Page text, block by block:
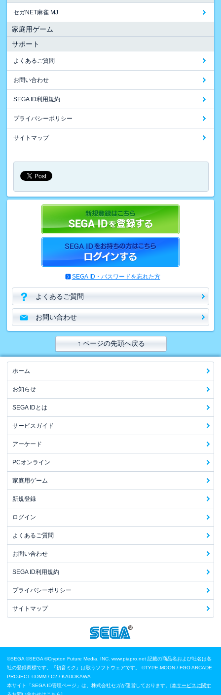
セガNET麻雀 MJ
家庭用ゲーム
サポート
よくあるご質問
お問い合わせ
SEGA ID利用規約
プライバシーポリシー
サイトマップ
SEGA ID・パスワードを忘れた方
よくあるご質問
お問い合わせ
↑ ページの先頭へ戻る
ホーム
お知らせ
SEGA IDとは
サービスガイド
アーケード
PCオンライン
家庭用ゲーム
新規登録
ログイン
よくあるご質問
お問い合わせ
SEGA ID利用規約
プライバシーポリシー
サイトマップ
©SEGA ©SEGA ©Crypton Future Media, INC. www.piapro.net 記載の商品名および社名は各
社の登録商標です。『初音ミク』は歌うソフトウェアです。
©TYPE-MOON / FGO ARCADE
PROJECT ©DMM / C2 / KADOKAWA
本サイト「SEGA ID管理ページ」は、株式会社セガが運営しております。[本サービスに関す